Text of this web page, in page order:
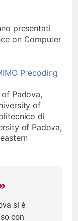
presentati
on Computer
Precoding
Padova,
of
di
of Padova,
si è
con